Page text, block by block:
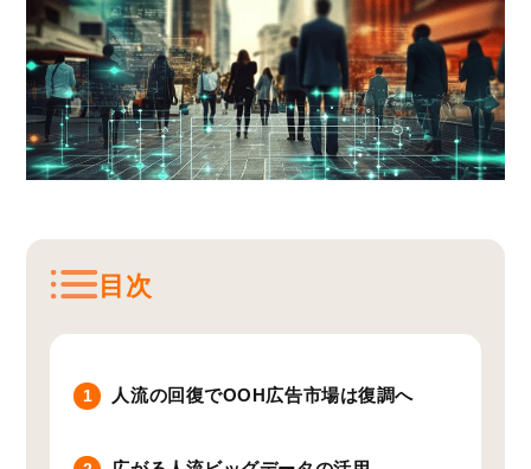
目次
1 人流の回復でOOH広告市場は復調へ